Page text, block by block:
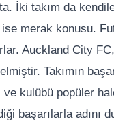
İki takım da
ise merak konusu.
Auckland City
Takımın
ve kulübü popüler
başarılarla